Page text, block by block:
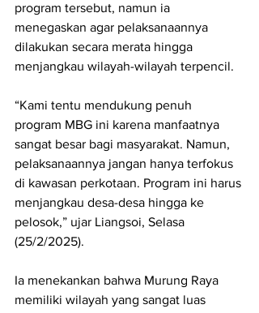
program tersebut, namun ia
menegaskan agar pelaksanaannya
dilakukan secara merata hingga
menjangkau wilayah-wilayah terpencil.
“Kami tentu mendukung penuh
program MBG ini karena manfaatnya
sangat besar bagi masyarakat. Namun,
pelaksanaannya jangan hanya terfokus
di kawasan perkotaan. Program ini harus
menjangkau desa-desa hingga ke
pelosok,” ujar Liangsoi, Selasa
(25/2/2025).
Ia menekankan bahwa Murung Raya
memiliki wilayah yang sangat luas